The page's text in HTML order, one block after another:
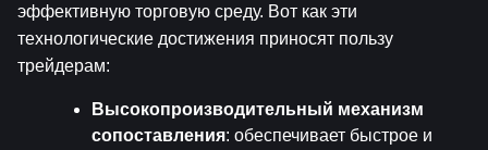
эффективную торговую среду. Вот как эти
технологические достижения приносят пользу
трейдерам:
Высокопроизводительный механизм
сопоставления: обеспечивает быстрое и